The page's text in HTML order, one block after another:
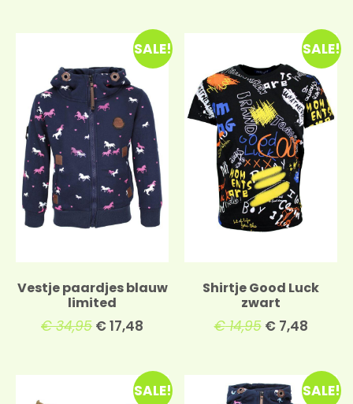
SALE!
Vestje paardjes blauw
limited
€34,95 €17,48
SALE!
Shirtje Good Luck
zwart
€14,95 €7,48
SALE! SALE!